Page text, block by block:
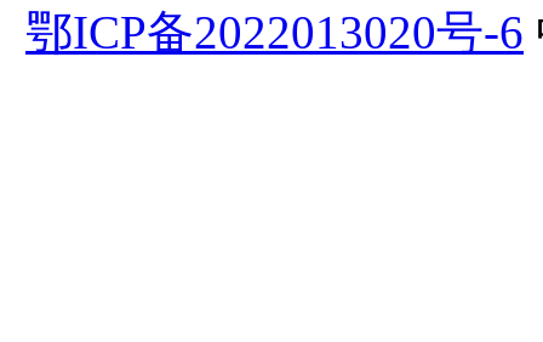
鄂ICP备2022013020号-6